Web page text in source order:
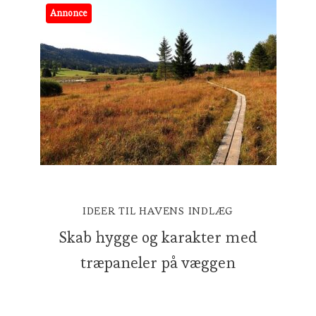
Annonce
IDEER TIL HAVENS INDLÆG
Skab hygge og karakter med
træpaneler på væggen